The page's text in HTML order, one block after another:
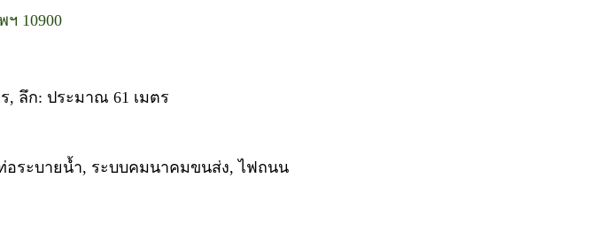
10900
, ลึก: ประมาณ 61 เมตร
ระบายน้ำ, ระบบคมนาคมขนส่ง, ไฟถนน